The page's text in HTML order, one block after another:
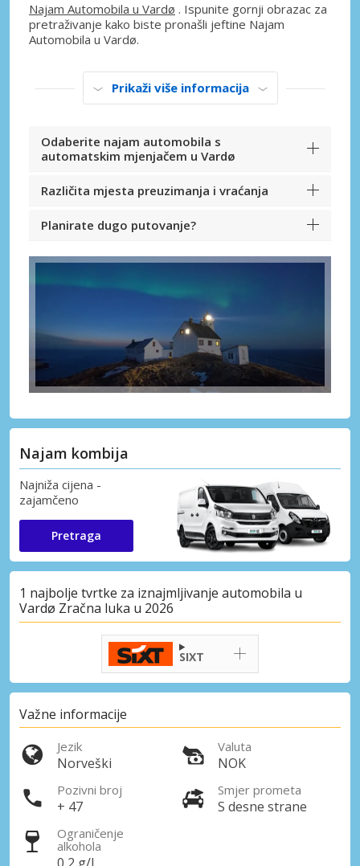
Najam Automobila u Vardø . Ispunite gornji obrazac za
pretraživanje kako biste pronašli jeftine Najam
Automobila u Vardø.
Prikaži više informacija
Odaberite najam automobila s
automatskim mjenjačem u Vardø
Različita mjesta preuzimanja i vraćanja
Planirate dugo putovanje?
Najam kombija
Najniža cijena -
zajamčeno
Pretraga
1 najbolje tvrtke za iznajmljivanje automobila u
Vardø Zračna luka u 2026
SIXT
Važne informacije
Jezik
Norveški
Valuta
NOK
Pozivni broj
+ 47
Smjer prometa
S desne strane
Ograničenje
alkohola